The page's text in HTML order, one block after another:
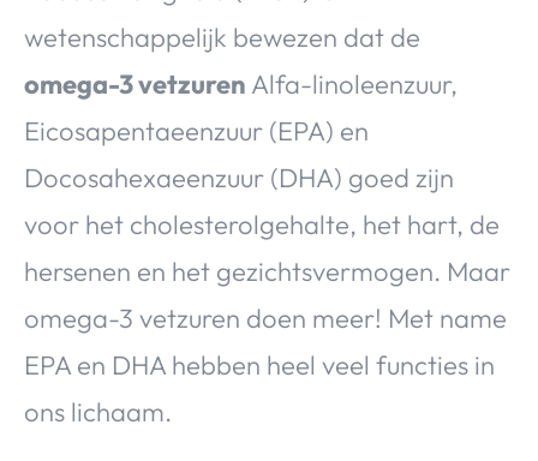
wetenschappelijk bewezen dat de
omega-3 vetzuren Alfa-linoleenzuur,
Eicosapentaeenzuur (EPA) en
Docosahexaeenzuur (DHA) goed zijn
voor het cholesterolgehalte, het hart, de
hersenen en het gezichtsvermogen. Maar
omega-3 vetzuren doen meer! Met name
EPA en DHA hebben heel veel functies in
ons lichaam.